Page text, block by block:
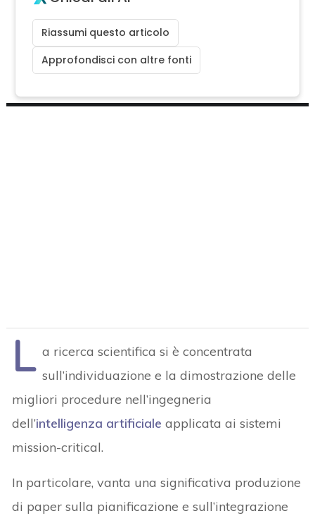
Riassumi questo articolo
Approfondisci con altre fonti
L a ricerca scientifica si è concentrata
sull’individuazione e la dimostrazione delle
migliori procedure nell’ingegneria
dell’intelligenza artificiale applicata ai sistemi
mission-critical.
In particolare, vanta una significativa produzione
di paper sulla pianificazione e sull’integrazione